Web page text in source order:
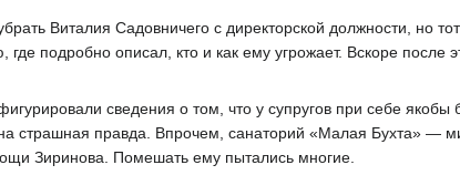
Виталия Садовничего с директорской должности, но
подробно описал, кто и как ему угрожает. Вскоре после
сведения о том, что у супругов при себе
страшная правда. Впрочем, санаторий «Малая Бухта» —
Зиринова. Помешать ему пытались многие.